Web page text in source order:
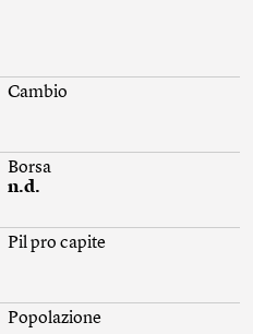
Cambio
Borsa
n.d.
Pil pro capite
Popolazione